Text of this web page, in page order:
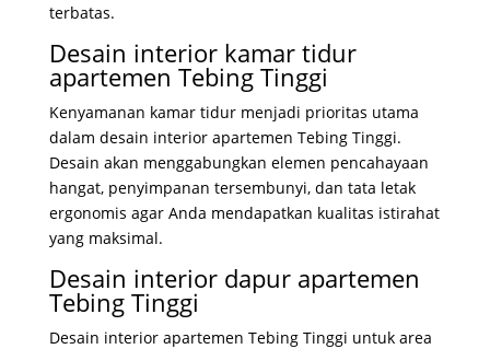
terbatas.
Desain interior kamar tidur
apartemen Tebing Tinggi
Kenyamanan kamar tidur menjadi prioritas utama
dalam desain interior apartemen Tebing Tinggi.
Desain akan menggabungkan elemen pencahayaan
hangat, penyimpanan tersembunyi, dan tata letak
ergonomis agar Anda mendapatkan kualitas istirahat
yang maksimal.
Desain interior dapur apartemen
Tebing Tinggi
Desain interior apartemen Tebing Tinggi untuk area